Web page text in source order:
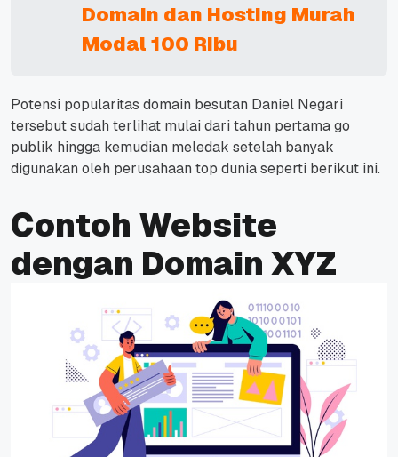
Domain dan Hosting Murah
Modal 100 Ribu
Potensi popularitas domain besutan Daniel Negari
tersebut sudah terlihat mulai dari tahun pertamago
publik hingga kemudian meledak setelah banyak
digunakan oleh perusahaan top dunia seperti berikut ini.
Contoh Website
dengan Domain XYZ